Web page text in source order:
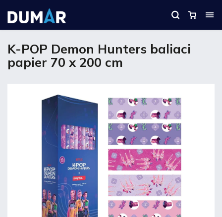
K-POP Demon Hunters baliaci
papier 70 x 200 cm